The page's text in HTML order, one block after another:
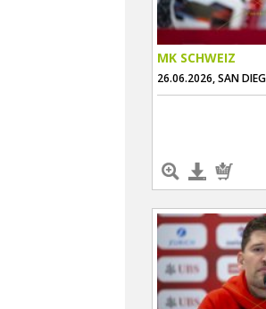
MK SCHWEIZ
26.06.2026, SAN